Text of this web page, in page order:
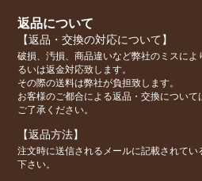
返品について
【返品・交換の対応について】
破損、汚損、商品違いなど弊社のミスに
るいは返金対応致します。
その際の送料は弊社が負担致します。
お客様のご都合による返品・交換につい
ご了承ください。
【返品方法】
注文時に送信されるメールに記載されて
下さい。